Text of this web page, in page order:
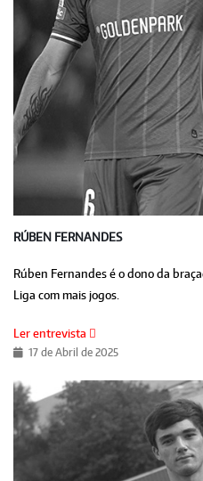
RÚBEN FERNANDES
Rúben Fernandes é o dono da
Liga com mais jogos.
Ler entrevista
17 de Abril de 2025